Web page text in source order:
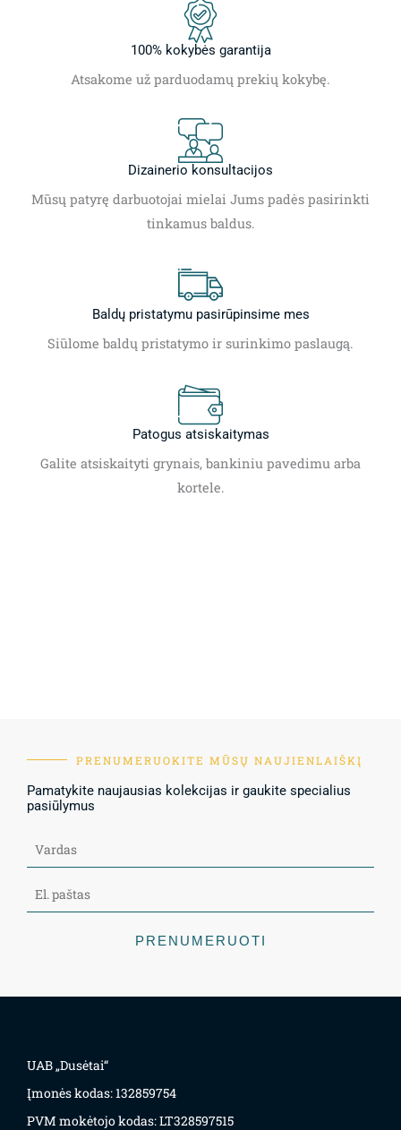
100% kokybės garantija
Atsakome už parduodamų prekių kokybę.
Dizainerio konsultacijos
Mūsų patyrę darbuotojai mielai Jums padės pasirinkti
tinkamus baldus.
Baldų pristatymu pasirūpinsime mes
Siūlome baldų pristatymo ir surinkimo paslaugą.
Patogus atsiskaitymas
Galite atsiskaityti grynais, bankiniu pavedimu arba
kortele.
PRENUMERUOKITE MŪSŲ NAUJIENLAIŠKĮ
Pamatykite naujausias kolekcijas ir gaukite specialius
pasiūlymus
PRENUMERUOTI
UAB „Dusėtai“
Įmonės kodas: 132859754
PVM mokėtojo kodas: LT328597515